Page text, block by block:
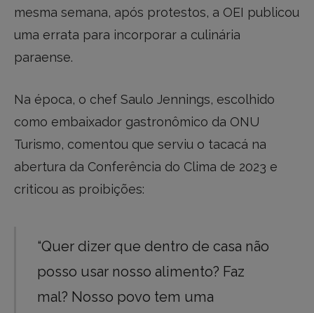
mesma semana, após protestos, a OEI publicou
uma errata para incorporar a culinária
paraense.
Na época, o chef Saulo Jennings, escolhido
como embaixador gastronômico da ONU
Turismo, comentou que serviu o tacacá na
abertura da Conferência do Clima de 2023 e
criticou as proibições:
“Quer dizer que dentro de casa não
posso usar nosso alimento? Faz
mal? Nosso povo tem uma